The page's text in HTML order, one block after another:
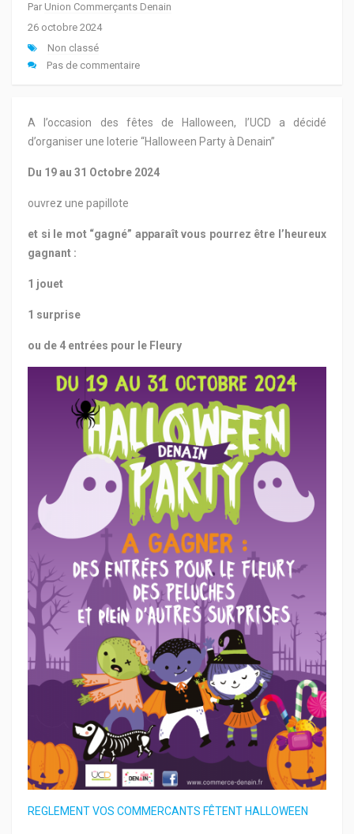
Par Union Commerçants Denain
26 octobre 2024
Non classé
Pas de commentaire
A l’occasion des fêtes de Halloween, l’UCD a décidé
d’organiser une loterie “Halloween Party à Denain”
Du 19 au 31 Octobre 2024
ouvrez une papillote
et si le mot “gagné” apparaît vous pourrez être l’heureux
gagnant :
1 jouet
1 surprise
ou de 4 entrées pour le Fleury
REGLEMENT VOS COMMERCANTS FÊTENT HALLOWEEN